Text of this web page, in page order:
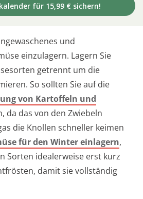
für 15,99 € sichern!
und
einzulagern. Lagern Sie
getrennt um die
So sollten Sie auf die
von Kartoffeln und
da das von den Zwiebeln
die Knollen schneller keimen
für den Winter einlagern,
Sorten idealerweise erst kurz
damit sie vollständig